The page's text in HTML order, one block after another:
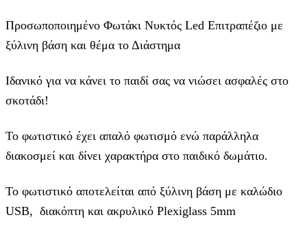
Προσωποποιημένο Φωτάκι Νυκτός Led Επιτραπέζιο με
ξύλινη βάση και θέμα το Διάστημα
Ιδανικό για να κάνει το παιδί σας να νιώσει ασφαλές στο
σκοτάδι!
Το φωτιστικό έχει απαλό φωτισμό ενώ παράλληλα
διακοσμεί και δίνει χαρακτήρα στο παιδικό δωμάτιο.
Το φωτιστικό αποτελείται από ξύλινη βάση με καλώδιο
USB, διακόπτη και ακρυλικό Plexiglass 5mm